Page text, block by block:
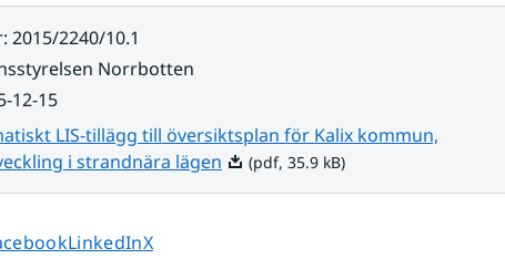
: 2015/2240/10.1
Norrbotten
12-15
LIS-tillägg till översiktsplan för Kalix kommun,
i strandnära lägenPdf, 35.9 kB.
(pdf, 35.9 kB)
sidan påDela sidan på
LinkedInDela sidan på
X